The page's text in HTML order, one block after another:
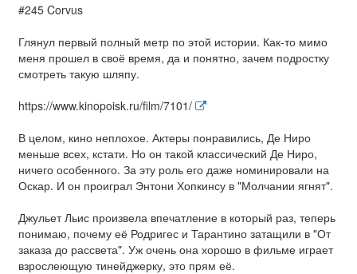
#245 Corvus
Глянул первый полный метр по этой истории. Как-то мимо
меня прошел в своё время, да и понятно, зачем подростку
смотреть такую шляпу.
https://www.kinopoisk.ru/film/7101/
В целом, кино неплохое. Актеры понравились, Де Ниро
меньше всех, кстати. Но он такой классический Де Ниро,
ничего особенного. За эту роль его даже номинировали на
Оскар. И он проиграл Энтони Хопкинсу в "Молчании ягнят".
Джульет Льис произвела впечатление в который раз, теперь
понимаю, почему её Родригес и Тарантино затащили в "От
заказа до рассвета". Уж очень она хорошо в фильме играет
взрослеющую тинейджерку, это прям её.